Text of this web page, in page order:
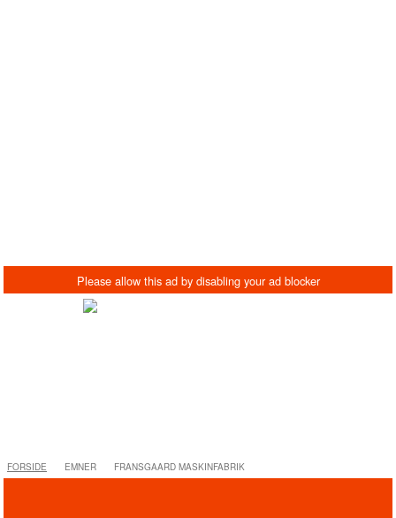
FORSIDE EMNER FRANSGAARD MASKINFABRIK